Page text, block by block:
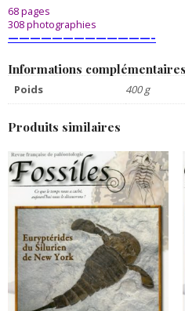
68 pages
308 photographies
—————————————–
Informations complémentaires
Poids 400 g
Produits similaires